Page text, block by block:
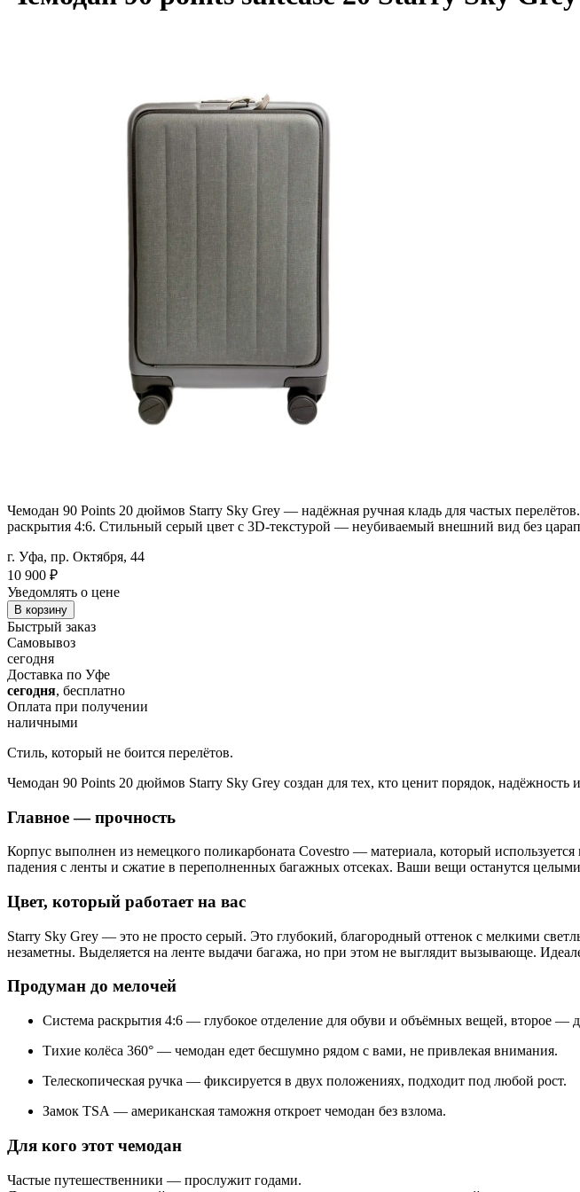
Чемодан 90 Points 20 дюймов Starry Sky Grey — надёжная ручная кладь для частых
раскрытия 4:6. Стильный серый цвет с 3D-текстурой — неубиваемый внешний вид без
г. Уфа, пр. Октября, 44
10 900 ₽
Уведомлять о цене
В корзину
Быстрый заказ
Самовывоз
сегодня
Доставка по Уфе
сегодня, бесплатно
Оплата при получении
наличными
Стиль, который не боится перелётов.
Чемодан 90 Points 20 дюймов Starry Sky Grey создан для тех, кто ценит порядок,
Главное — прочность
Корпус выполнен из немецкого поликарбоната Covestro — материала, который
падения с ленты и сжатие в переполненных багажных отсеках. Ваши вещи останутся
Цвет, который работает на вас
Starry Sky Grey — это не просто серый. Это глубокий, благородный оттенок с мелкими
незаметны. Выделяется на ленте выдачи багажа, но при этом не выглядит вызывающе.
Продуман до мелочей
Система раскрытия 4:6 — глубокое отделение для обуви и объёмных вещей, второе —
Тихие колёса 360° — чемодан едет бесшумно рядом с вами, не привлекая внимания.
Телескопическая ручка — фиксируется в двух положениях, подходит под любой рост.
Замок TSA — американская таможня откроет чемодан без взлома.
Для кого этот чемодан
Частые путешественники — прослужит годами.